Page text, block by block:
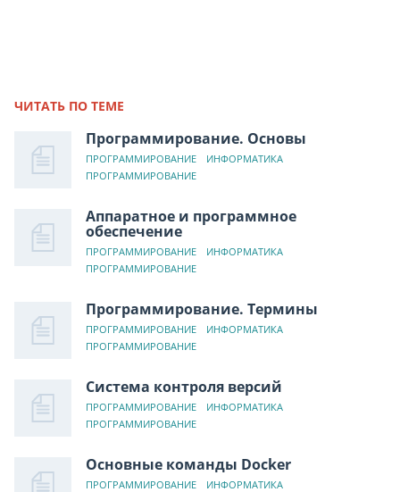
ЧИТАТЬ ПО ТЕМЕ
Программирование. Основы
ПРОГРАММИРОВАНИЕ
ИНФОРМАТИКА
ПРОГРАММИРОВАНИЕ
Аппаратное и программное
обеспечение
ПРОГРАММИРОВАНИЕ
ИНФОРМАТИКА
ПРОГРАММИРОВАНИЕ
Программирование. Термины
ПРОГРАММИРОВАНИЕ
ИНФОРМАТИКА
ПРОГРАММИРОВАНИЕ
Система контроля версий
ПРОГРАММИРОВАНИЕ
ИНФОРМАТИКА
ПРОГРАММИРОВАНИЕ
Основные команды Docker
ПРОГРАММИРОВАНИЕ
ИНФОРМАТИКА